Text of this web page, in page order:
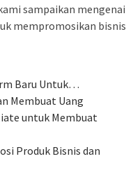
sampaikan mengenai
mempromosikan bisnis
Baru Untuk…
Membuat Uang
untuk Membuat
Produk Bisnis dan